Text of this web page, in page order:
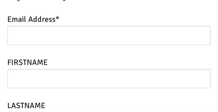
Email Address*
FIRSTNAME
LASTNAME